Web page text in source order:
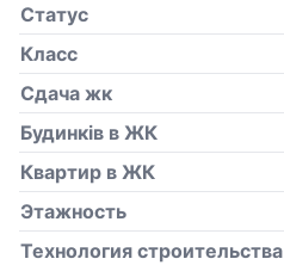
Статус
Класс
Сдача жк
Будинків в ЖК
Квартир в ЖК
Этажность
Технология строительства